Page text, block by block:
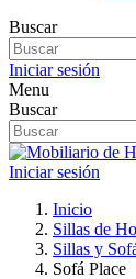
Buscar
Iniciar sesión
Menu
Buscar
Iniciar sesión
Inicio
Sillas de
Sillas y
Sofá Place